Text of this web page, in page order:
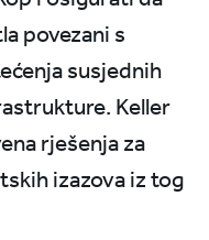
povezani s
susjednih
Keller
rješenja za
izazova iz tog